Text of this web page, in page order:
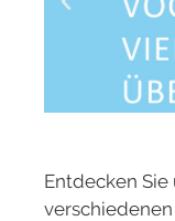
Entdecken